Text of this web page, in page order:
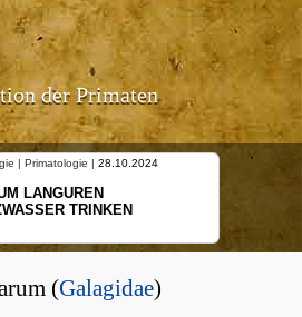
der Primaten
| Primatologie | 28.10.2024
LANGUREN
TRINKEN
(Galagidae)